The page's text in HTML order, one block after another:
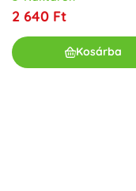
2 640 Ft
Kosárba